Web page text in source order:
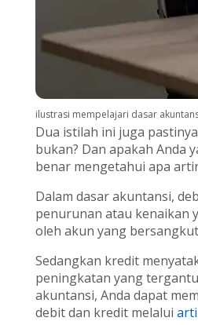
ilustrasi mempelajari dasar
Dua istilah ini juga
bukan? Dan apakah Anda
benar mengetahui apa
Dalam dasar akuntansi,
penurunan atau kenaikan
oleh akun yang
Sedangkan kredit
peningkatan yang
akuntansi, Anda dapat
debit dan kredit melalui